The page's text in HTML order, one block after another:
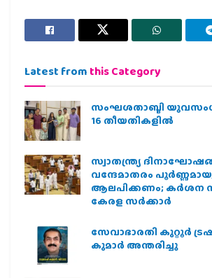
Latest from this Category
സംഘശതാബ്ദി
16 തീയതികളില്‍
സ്വാതന്ത്ര്യ
വന്ദേമാതരം
ആലപിക്കണം; കർശന
കേരള സർക്കാർ
സേവാഭാരതി കുറ്റൂർ
കുമാർ അന്തരിച്ചു